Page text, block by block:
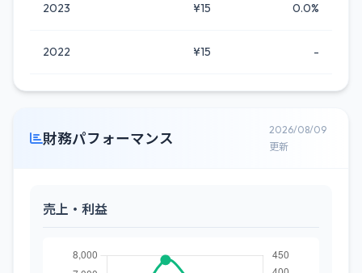
2023 ¥15 0.0%
2022 ¥15 -
財務パフォーマンス
2026/08/09
更新
売上・利益